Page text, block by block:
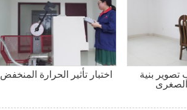
بنية
الصغرى
اختبار تأثير الحرارة المنخفض